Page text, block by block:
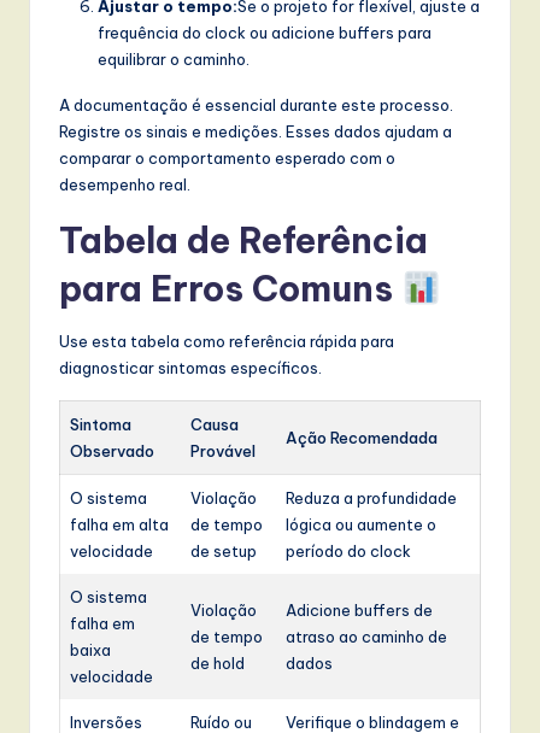
Ajustar o tempo:Se o projeto for flexível, ajuste a
frequência do clock ou adicione buffers para
equilibrar o caminho.
A documentação é essencial durante este processo.
Registre os sinais e medições. Esses dados ajudam a
comparar o comportamento esperado com o
desempenho real.
Tabela de Referência
para Erros Comuns
Use esta tabela como referência rápida para
diagnosticar sintomas específicos.
Sintoma
Observado
Causa
Provável
Ação Recomendada
O sistema
falha em alta
velocidade
Violação
de tempo
de setup
Reduza a profundidade
lógica ou aumente o
período do clock
O sistema
falha em
baixa
velocidade
Violação
de tempo
de hold
Adicione buffers de
atraso ao caminho de
dados
Inversões Ruído ou Verifique o blindagem e